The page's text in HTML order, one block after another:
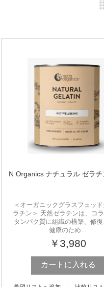
N Organics ナチュラル ゼラ
＜オーガニックグラスフェッ
ラチン＞ 天然ゼラチンは、コ
タンパク質に組織の構築、修
健康のため...
￥3,980
カートに入れる